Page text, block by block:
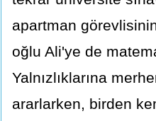
apartman
oğlu Ali'ye de
Yalnızlıklarına
ararlarken, birden